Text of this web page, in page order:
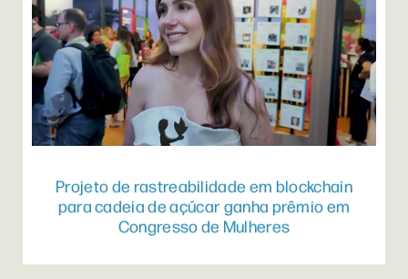
Projeto de rastreabilidade em blockchain
para cadeia de açúcar ganha prêmio em
Congresso de Mulheres